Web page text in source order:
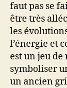
faut pas se
être très
les
l’énergie et
est un jeu de
symboliser
un ancien